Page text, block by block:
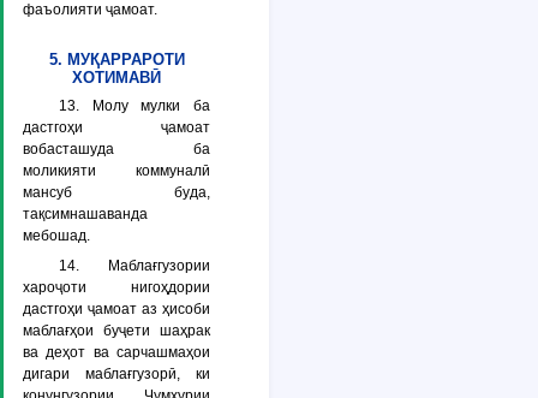
фаъолияти ҷамоат.
5. МУҚАРРАРОТИ
ХОТИМАВӢ
13. Молу мулки ба
дастгоҳи ҷамоат
вобасташуда ба
моликияти коммуналӣ
мансуб буда,
тақсимнашаванда
мебошад.
14. Маблағгузории
хароҷоти нигоҳдории
дастгоҳи ҷамоат аз ҳисоби
маблағҳои буҷети шаҳрак
ва деҳот ва сарчашмаҳои
дигари маблағгузорӣ, ки